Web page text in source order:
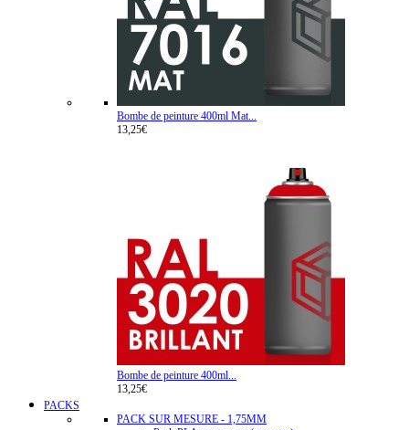
Bombe de peinture 400ml Mat...
13,25€
Bombe de peinture 400ml...
13,25€
PACKS
PACK SUR MESURE - 1,75MM